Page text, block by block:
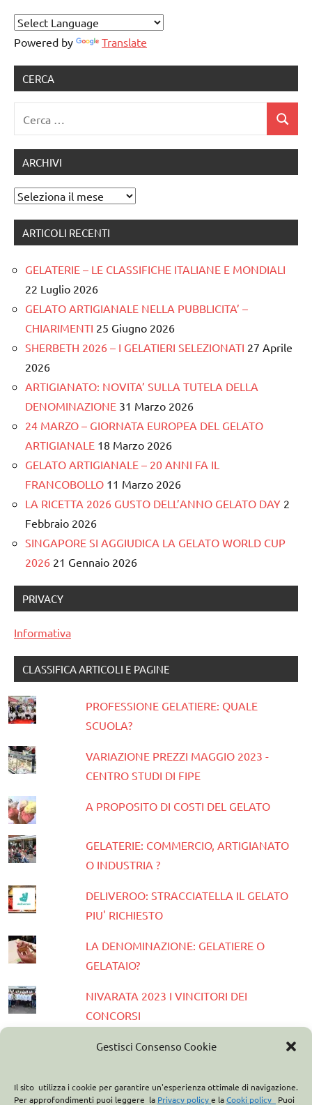
Gestisci Consenso Cookie
Il sito utilizza i cookie per garantire un'esperienza ottimale di navigazione.
Per approfondimenti puoi leggere la Privacy policye laCooki policy Puoi
artigianale
Powered by Translate
CERCA
per:
Cerca
ARCHIVI
Archivi
ARTICOLI RECENTI
GELATERIE – LE CLASSIFICHE ITALIANE E MONDIALI
22 Luglio 2026
GELATO ARTIGIANALE NELLA PUBBLICITA’ –
CHIARIMENTI 25 Giugno 2026
SHERBETH 2026 – I GELATIERI SELEZIONATI 27 Aprile
2026
ARTIGIANATO: NOVITA’ SULLA TUTELA DELLA
DENOMINAZIONE 31 Marzo 2026
24 MARZO – GIORNATA EUROPEA DEL GELATO
ARTIGIANALE 18 Marzo 2026
GELATO ARTIGIANALE – 20 ANNI FA IL
FRANCOBOLLO 11 Marzo 2026
LA RICETTA 2026 GUSTO DELL’ANNO GELATO DAY 2
Febbraio 2026
SINGAPORE SI AGGIUDICA LA GELATO WORLD CUP
2026 21 Gennaio 2026
PRIVACY
Informativa
CLASSIFICA ARTICOLI E PAGINE
PROFESSIONE GELATIERE: QUALE
SCUOLA?
VARIAZIONE PREZZI MAGGIO 2023 -
CENTRO STUDI DI FIPE
A PROPOSITO DI COSTI DEL GELATO
GELATERIE: COMMERCIO, ARTIGIANATO
O INDUSTRIA ?
DELIVEROO: STRACCIATELLA IL GELATO
PIU' RICHIESTO
LA DENOMINAZIONE: GELATIERE O
GELATAIO?
NIVARATA 2023 I VINCITORI DEI
CONCORSI
PRESENTATA LA GUIDA GELATERIE
ASSOCIAZIONE ITALIANA GELATIERI: